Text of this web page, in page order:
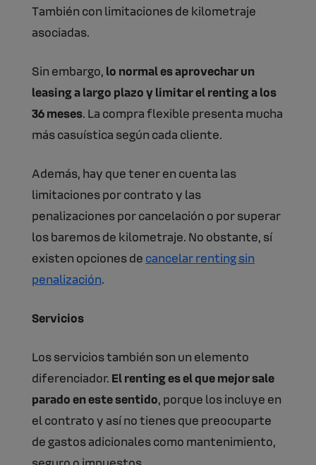
También con limitaciones de kilometraje
asociadas.
Sin embargo, lo normal es aprovechar un
leasing a largo plazo y limitar el renting a los
36 meses. La compra flexible presenta mucha
más casuística según cada cliente.
Además, hay que tener en cuenta las
limitaciones por contrato y las
penalizaciones por cancelación o por superar
los baremos de kilometraje. No obstante, sí
existen opciones de cancelar renting sin
penalización.
Servicios
Los servicios también son un elemento
diferenciador. El renting es el que mejor sale
parado en este sentido, porque los incluye en
el contrato y así no tienes que preocuparte
de gastos adicionales como mantenimiento,